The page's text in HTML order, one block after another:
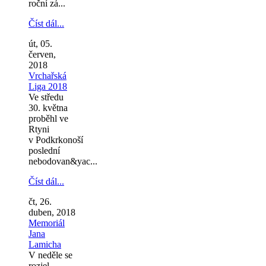
roční zá...
Číst dál...
út, 05.
červen,
2018
Vrchařská
Liga 2018
Ve středu
30. května
proběhl ve
Rtyni
v Podkrkonoší
poslední
nebodovan&yac...
Číst dál...
čt, 26.
duben, 2018
Memoriál
Jana
Lamicha
V neděle se